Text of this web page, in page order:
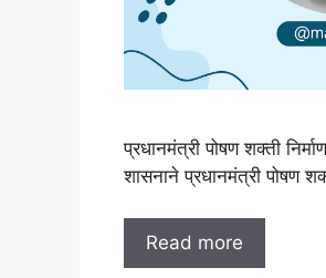
प्रधानमंत्री पोषण शक्ती
शासनाने प्रधानमंत्री पोषण
Read more